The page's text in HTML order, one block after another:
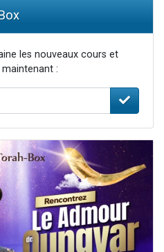
les nouveaux cours et
: